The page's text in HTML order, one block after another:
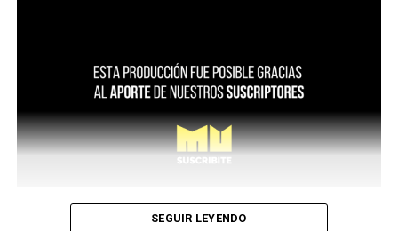
SEGUIR LEYENDO